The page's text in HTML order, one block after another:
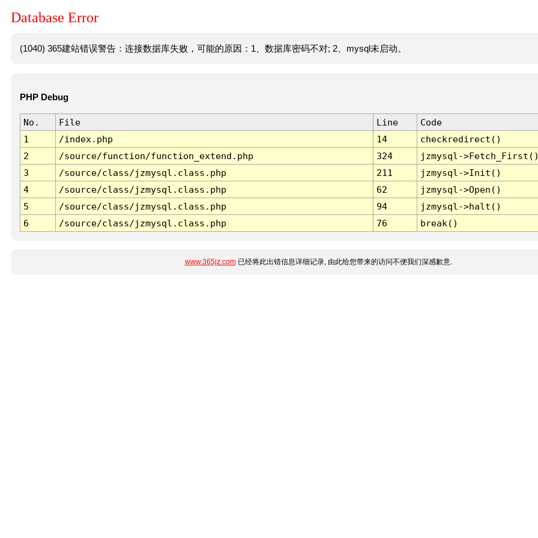
Database Error
(1040) 365建站错误警告：连接数据库失败，可能的原因：1、数据库密码不对; 2、mysql未启动。
PHP Debug
No. File Line
Code
1
/index.php 14
checkredirect()
2
/source/function/function_extend.php 324
jzmysql-
3
/source/class/jzmysql.class.php 211
jzmysql->Init()
4
/source/class/jzmysql.class.php 62
jzmysql->Open()
5
/source/class/jzmysql.class.php 94
jzmysql->halt()
6
/source/class/jzmysql.class.php 76 break()
www.365jz.com已经将此出错信息详细记录, 由此给您带来的访问不便我们深感歉意.